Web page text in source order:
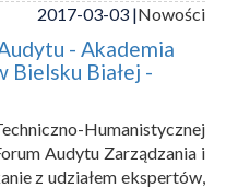
2017-03-03 |Nowości
- Akademia
Bielsku Białej -
Humanistycznej
Audytu Zarządzania i
z udziałem ekspertów,